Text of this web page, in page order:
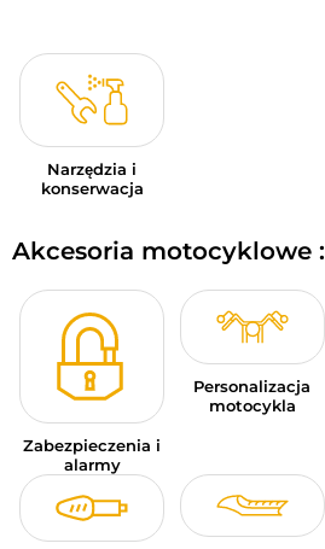
Narzędzia i
konserwacja
Akcesoria motocyklowe :
Zabezpieczenia i
alarmy
Personalizacja
motocykla